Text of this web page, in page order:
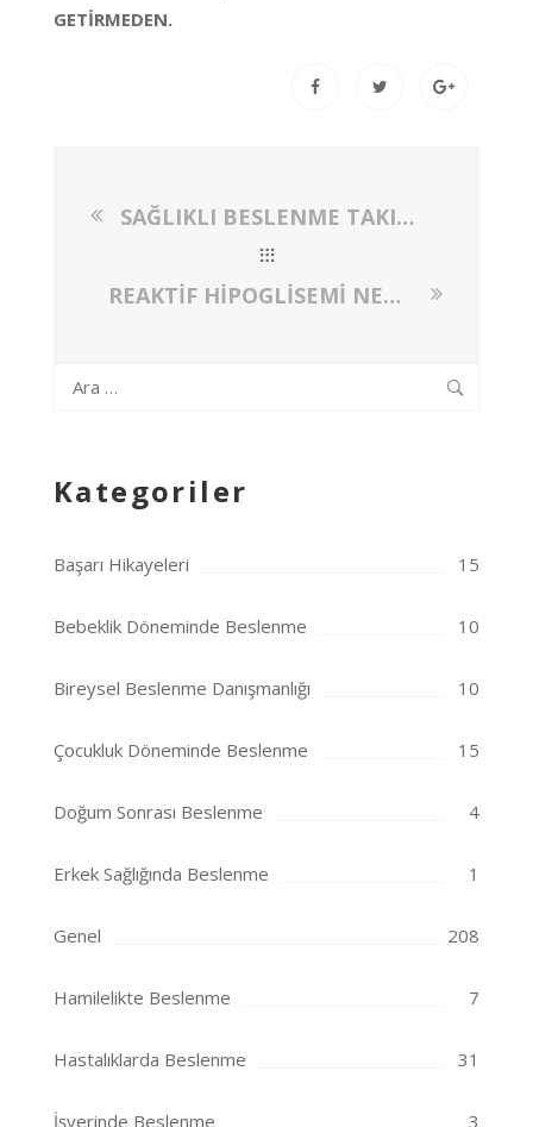
GETİRMEDEN.
SAĞLIKLI BESLENME TAKINTISINA DİKKAT!
REAKTİF HİPOGLİSEMİ NEDİR? REAKTİF HİPOGLİSEMİSİ OLANLAR NASIL BESLENMELİDİR?
Arama:
Kategoriler
Başarı Hikayeleri 15
Bebeklik Döneminde Beslenme 10
Bireysel Beslenme Danışmanlığı 10
Çocukluk Döneminde Beslenme 15
Doğum Sonrası Beslenme 4
Erkek Sağlığında Beslenme 1
Genel 208
Hamilelikte Beslenme 7
Hastalıklarda Beslenme 31
İşyerinde Beslenme 3